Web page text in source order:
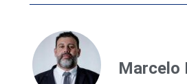
Marcelo